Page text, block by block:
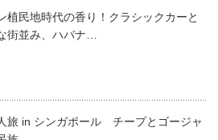
植民地時代の香り！クラシックカーと
街並み、ハバナ…
旅 in シンガポール チープとゴージャ